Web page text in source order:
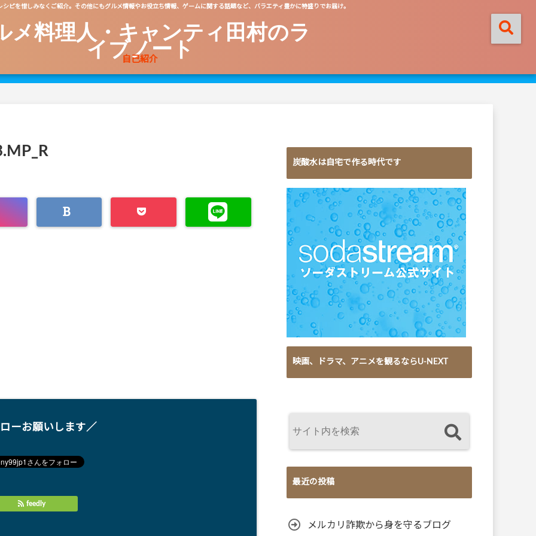
ピを惜しみなくご紹介。その他にもグルメ情報やお役立ち情報、ゲームに関する話題など、バラエティ豊かに特盛りでお届け。
メ料理人・キャンティ田村のラ
イブノート
自己紹介
ーお願いします／
feedly
炭酸水は自宅で作る時代です
映画、ドラマ、アニメを観るならU-NEXT
最近の投稿
メルカリ詐欺から身を守るブログ